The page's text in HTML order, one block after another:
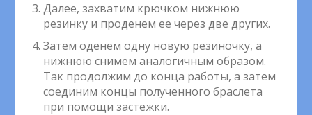
Далее, захватим крючком нижнюю
резинку и проденем ее через две других.
Затем оденем одну новую резиночку, а
нижнюю снимем аналогичным образом.
Так продолжим до конца работы, а затем
соединим концы полученного браслета
при помощи застежки.